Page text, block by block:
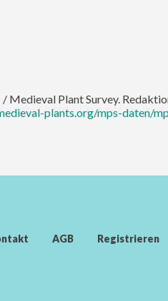
Plant Survey.
plants.org/mps-daten/
AGB Registrieren